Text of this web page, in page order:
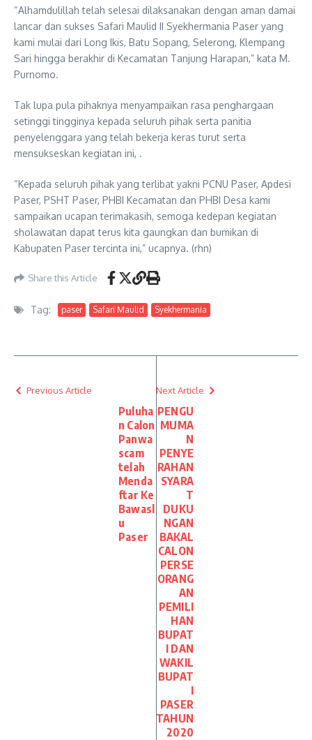
“Alhamdulillah telah selesai dilaksanakan dengan aman damai
lancar dan sukses Safari Maulid II Syekhermania Paser yang
kami mulai dari Long Ikis, Batu Sopang, Selerong, Klempang
Sari hingga berakhir di Kecamatan Tanjung Harapan,” kata M.
Purnomo.
Tak lupa pula pihaknya menyampaikan rasa penghargaan
setinggi tingginya kepada seluruh pihak serta panitia
penyelenggara yang telah bekerja keras turut serta
mensukseskan kegiatan ini, .
“Kepada seluruh pihak yang terlibat yakni PCNU Paser, Apdesi
Paser, PSHT Paser, PHBI Kecamatan dan PHBI Desa kami
sampaikan ucapan terimakasih, semoga kedepan kegiatan
sholawatan dapat terus kita gaungkan dan bumikan di
Kabupaten Paser tercinta ini,” ucapnya. (rhn)
Share this Article
Tag: paser Safari Maulid Syekhermania
Previous Article
Puluha
n Calon
Panwa
scam
telah
Menda
ftar Ke
Bawasl
u
Paser
Next Article
PENGU
MUMA
N
PENYE
RAHAN
SYARA
T
DUKU
NGAN
BAKAL
CALON
PERSE
ORANG
AN
PEMILI
HAN
BUPAT
I DAN
WAKIL
BUPAT
I
PASER
TAHUN
2020